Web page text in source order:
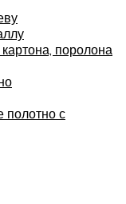
поролона
полотно с